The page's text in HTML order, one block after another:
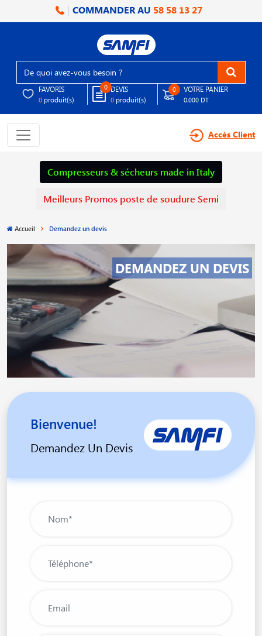
COMMANDER AU 58 58 13 27
FAVORIS
0 produit(s)
0 DEVIS
0 produit(s)
0 VOTRE PANIER
0.000 DT
Accès Client
Compresseurs & sécheurs made in Italy
Meilleurs Promos poste de soudure Semi
Accueil Demandez un devis
DEMANDEZ UN DEVIS
Bienvenue!
Demandez Un Devis